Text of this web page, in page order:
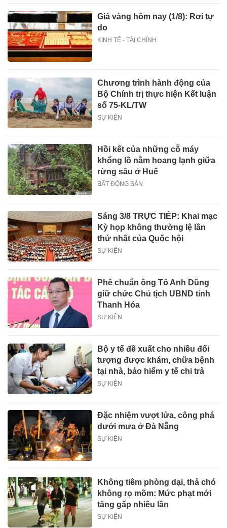
Giá vàng hôm nay (1/8): Rơi tự
do
KINH TẾ - TÀI CHÍNH
Chương trình hành động của
Bộ Chính trị thực hiện Kết luận
số 75-KL/TW
SỰ KIỆN
Hồi kết của những cỗ máy
khổng lồ nằm hoang lạnh giữa
rừng sâu ở Huế
BẤT ĐỘNG SẢN
Sáng 3/8 TRỰC TIẾP: Khai mạc
Kỳ họp không thường lệ lần
thứ nhất của Quốc hội
SỰ KIỆN
Phê chuẩn ông Tô Anh Dũng
giữ chức Chủ tịch UBND tỉnh
Thanh Hóa
SỰ KIỆN
Bộ y tế đề xuất cho nhiều đối
tượng được khám, chữa bệnh
tại nhà, bảo hiểm y tế chi trả
SỰ KIỆN
Đặc nhiệm vượt lửa, công phá
dưới mưa ở Đà Nẵng
SỰ KIỆN
Không tiêm phòng dại, thả chó
không rọ mõm: Mức phạt mới
tăng gấp nhiều lần
SỰ KIỆN